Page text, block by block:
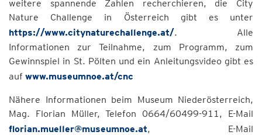
weitere spannende Zahlen recherchieren, die City
Nature Challenge in Österreich gibt es unter
https://www.citynaturechallenge.at/. Alle
Informationen zur Teilnahme, zum Programm, zum
Gewinnspiel in St. Pölten und ein Anleitungsvideo gibt es
auf www.museumnoe.at/cnc
Nähere Informationen beim Museum Niederösterreich,
Mag. Florian Müller, Telefon 0664/60499-911, E-Mail
florian.mueller@museumnoe.at, E-Mail